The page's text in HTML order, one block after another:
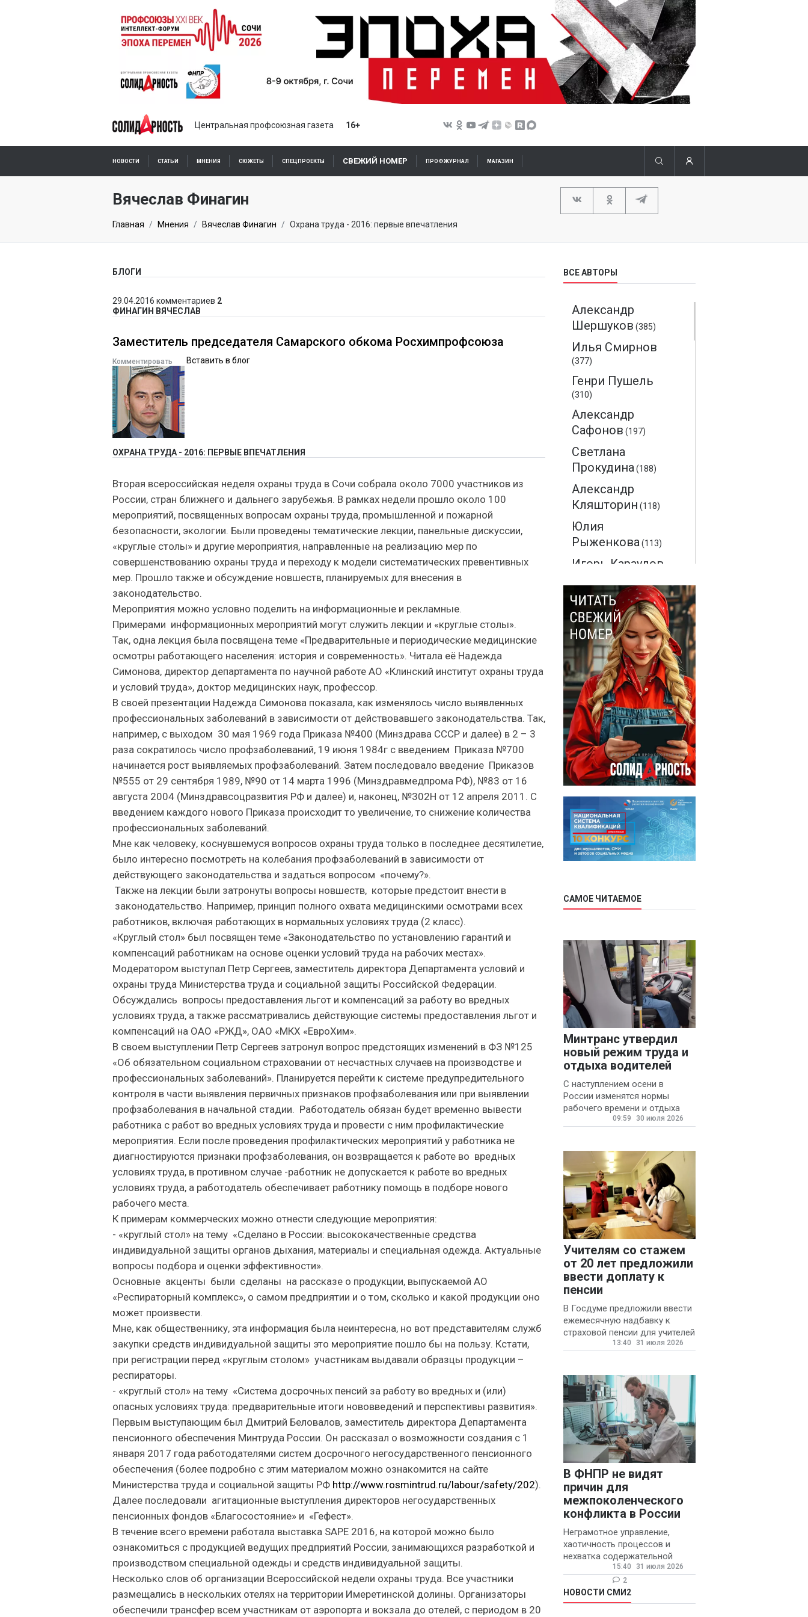
Центральная профсоюзная газета 16+
НОВОСТИ СТАТЬИ МНЕНИЯ СЮЖЕТЫ СПЕЦПРОЕКТЫ СВЕЖИЙ НОМЕР ПРОФЖУРНАЛ МАГАЗИН
ПОДПИСКА ОНЛАЙН
Вячеслав Финагин
Главная Мнения Вячеслав Финагин Охрана труда - 2016: первые впечатления
БЛОГИ
29.04.2016 комментариев 2
ФИНАГИН ВЯЧЕСЛАВ
Заместитель председателя Самарского обкома Росхимпрофсоюза
Комментировать Вставить в блог
ОХРАНА ТРУДА - 2016: ПЕРВЫЕ ВПЕЧАТЛЕНИЯ
Вторая всероссийская неделя охраны труда в Сочи собрала около 7000 участников из
России, стран ближнего и дальнего зарубежья. В рамках недели прошло около 100
мероприятий, посвященных вопросам охраны труда, промышленной и пожарной
безопасности, экологии. Были проведены тематические лекции, панельные дискуссии,
«круглые столы» и другие мероприятия, направленные на реализацию мер по
совершенствованию охраны труда и переходу к модели систематических превентивных
мер. Прошло также и обсуждение новшеств, планируемых для внесения в
законодательство.
Мероприятия можно условно поделить на информационные и рекламные.
Примерами информационных мероприятий могут служить лекции и «круглые столы».
Так, одна лекция была посвящена теме «Предварительные и периодические медицинские
осмотры работающего населения: история и современность». Читала её Надежда
Симонова, директор департамента по научной работе АО «Клинский институт охраны труда
и условий труда», доктор медицинских наук, профессор.
В своей презентации Надежда Симонова показала, как изменялось число выявленных
профессиональных заболеваний в зависимости от действовавшего законодательства. Так,
например, с выходом 30 мая 1969 года Приказа №400 (Минздрава СССР и далее) в 2 – 3
раза сократилось число профзаболеваний, 19 июня 1984г с введением Приказа №700
начинается рост выявляемых профзаболеваний. Затем последовало введение Приказов
№555 от 29 сентября 1989, №90 от 14 марта 1996 (Минздравмедпрома РФ), №83 от 16
августа 2004 (Минздравсоцразвития РФ и далее) и, наконец, №302Н от 12 апреля 2011. С
введением каждого нового Приказа происходит то увеличение, то снижение количества
профессиональных заболеваний.
Мне как человеку, коснувшемуся вопросов охраны труда только в последнее десятилетие,
было интересно посмотреть на колебания профзаболеваний в зависимости от
действующего законодательства и задаться вопросом «почему?».
Также на лекции были затронуты вопросы новшеств, которые предстоит внести в
законодательство. Например, принцип полного охвата медицинскими осмотрами всех
работников, включая работающих в нормальных условиях труда (2 класс).
«Круглый стол» был посвящен теме «Законодательство по установлению гарантий и
компенсаций работникам на основе оценки условий труда на рабочих местах».
Модератором выступал Петр Сергеев, заместитель директора Департамента условий и
охраны труда Министерства труда и социальной защиты Российской Федерации.
Обсуждались вопросы предоставления льгот и компенсаций за работу во вредных
условиях труда, а также рассматривались действующие системы предоставления льгот и
компенсаций на ОАО «РЖД», ОАО «МКХ «ЕвроХим».
В своем выступлении Петр Сергеев затронул вопрос предстоящих изменений в ФЗ №125
«Об обязательном социальном страховании от несчастных случаев на производстве и
профессиональных заболеваний». Планируется перейти к системе предупредительного
контроля в части выявления первичных признаков профзаболевания или при выявлении
профзаболевания в начальной стадии. Работодатель обязан будет временно вывести
работника с работ во вредных условиях труда и провести с ним профилактические
мероприятия. Если после проведения профилактических мероприятий у работника не
диагностируются признаки профзаболевания, он возвращается к работе во вредных
условиях труда, в противном случае -работник не допускается к работе во вредных
условиях труда, а работодатель обеспечивает работнику помощь в подборе нового
рабочего места.
К примерам коммерческих можно отнести следующие мероприятия:
- «круглый стол» на тему «Сделано в России: высококачественные средства
индивидуальной защиты органов дыхания, материалы и специальная одежда. Актуальные
вопросы подбора и оценки эффективности».
Основные акценты были сделаны на рассказе о продукции, выпускаемой АО
«Респираторный комплекс», о самом предприятии и о том, сколько и какой продукции оно
может произвести.
Мне, как общественнику, эта информация была неинтересна, но вот представителям служб
закупки средств индивидуальной защиты это мероприятие пошло бы на пользу. Кстати,
при регистрации перед «круглым столом» участникам выдавали образцы продукции –
респираторы.
- «круглый стол» на тему «Система досрочных пенсий за работу во вредных и (или)
опасных условиях труда: предварительные итоги нововведений и перспективы развития».
Первым выступающим был Дмитрий Беловалов, заместитель директора Департамента
пенсионного обеспечения Минтруда России. Он рассказал о возможности создания с 1
января 2017 года работодателями систем досрочного негосударственного пенсионного
обеспечения (более подробно с этим материалом можно ознакомится на сайте
Министерства труда и социальной защиты РФ http://www.rosmintrud.ru/labour/safety/202).
Далее последовали агитационные выступления директоров негосударственных
пенсионных фондов «Благосостояние» и «Гефест».
В течение всего времени работала выставка SAPE 2016, на которой можно было
ознакомиться с продукцией ведущих предприятий России, занимающихся разработкой и
производством специальной одежды и средств индивидуальной защиты.
Несколько слов об организации Всероссийской недели охраны труда. Все участники
размещались в нескольких отелях на территории Имеретинской долины. Организаторы
обеспечили трансфер всем участникам от аэропорта и вокзала до отелей, с периодом в 20
ВСЕ АВТОРЫ
Александр
Шершуков (385)
Илья Смирнов
(377)
Генри Пушель
(310)
Александр
Сафонов (197)
Светлана
Прокудина(188)
Александр
Кляшторин (118)
Юлия
Рыженкова(113)
Игорь Караулов
Максим
Макаренков(52)
Монте-Кристо
(40)
Ольга
Соловьева(28)
Эдмон Дантес
(28)
Наталья
Кочемина(23)
Вадим
Дмитрий
Чуйков(18)
Камиль Айсин
Запесоцкий(16)
Боданин(15)
Алена Беллис
(15)
Александр
Илларионов(14)
Анатолий
Сырокваша(14)
Илья Косенков
(13)
Александр
Брусницын
(12)
Хришкевич (9)
Аксана
Сгибнева(8)
Анна Дурынина-
Романова(8)
Павел Осипов(8)
Международная
конфедерация
профсоюзов(7)
Шаран Барроу(7)
Анастасия
Вячеслав
Финагин
Иван Панов(5)
Анна Лопаткина
Артём Шишков
(4)
Владимир
Вячеслав
Чеглов(4)
Ольга Агаркова
САМОЕ ЧИТАЕМОЕ
Минтранс утвердил
новый режим труда и
отдыха водителей
С наступлением осени в
России изменятся нормы
рабочего времени и отдыха
для автомобилистов.
09:59 30 июля 2026
Учителям со стажем
от 20 лет предложили
ввести доплату к
пенсии
В Госдуме предложили ввести
ежемесячную надбавку к
страховой пенсии для учителей
государственных и
13:40 31 июля 2026
В ФНПР не видят
причин для
межпоколенческого
конфликта в России
Неграмотное управление,
хаотичность процессов и
нехватка содержательной
обратной связи от
руководителя являются
основными причинами
конфликтов и раздражения в
15:40
31 июля 2026
2
НОВОСТИ СМИ2